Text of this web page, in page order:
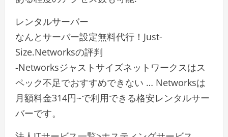
レンタルサーバー
なんとサーバー設定無料代行！Just-
Size.Networksの評判
-Networksジャストサイズネットワークスはス
ペック不足でおすすめできない … Networksは
月額料金314円~で利用できる格安レンタルサー
バーです。